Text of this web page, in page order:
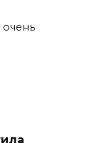
очень